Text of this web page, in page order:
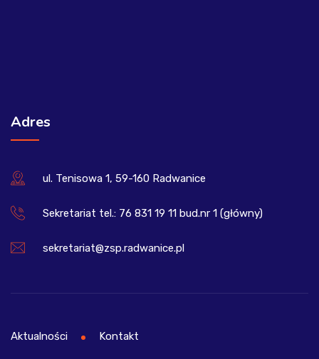
Adres
ul. Tenisowa 1, 59-160 Radwanice
Sekretariat tel.: 76 831 19 11 bud.nr 1 (główny)
sekretariat@zsp.radwanice.pl
Aktualności Kontakt